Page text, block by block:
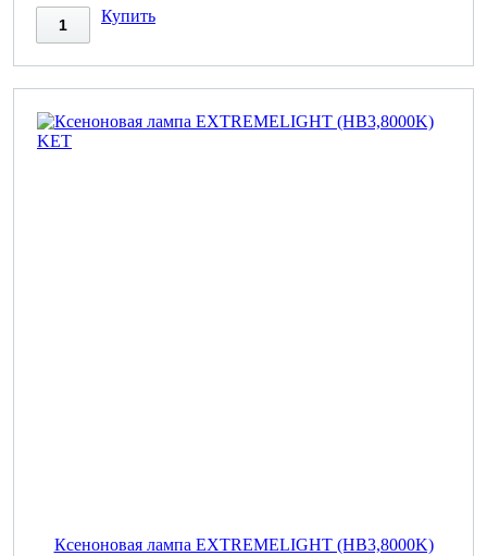
Купить
Ксеноновая лампа EXTREMELIGHT (HB3,8000K)